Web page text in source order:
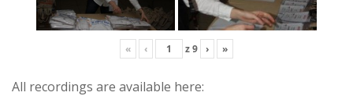
« ‹ z9 › »
All recordings are available here: